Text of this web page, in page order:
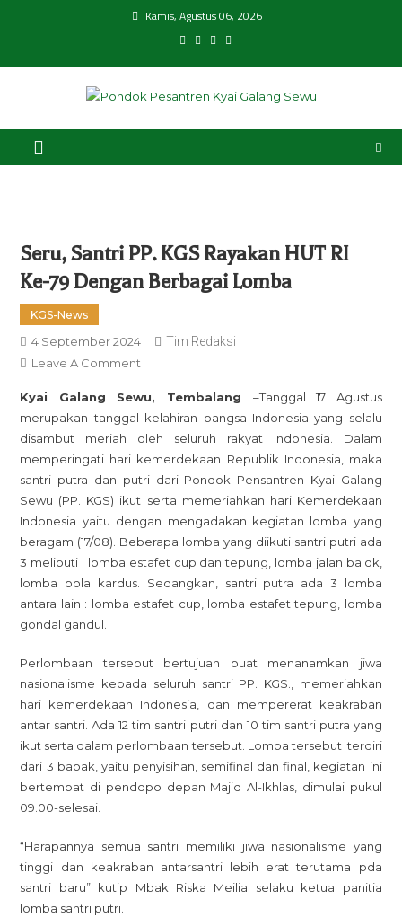
Kamis, Agustus 06, 2026
Pondok Pesantren Kyai
Galang Sewu
Seru, Santri PP. KGS Rayakan HUT RI
Ke-79 Dengan Berbagai Lomba
KGS-News
4 September 2024
Tim Redaksi
Leave A Comment
Santri
PP.
KGS
Rayakan
HUT
RI
Ke-
79
Dengan
Berbagai
Lomba
Kyai Galang Sewu, Tembalang –Tanggal 17 Agustus
merupakan tanggal kelahiran bangsa Indonesia yang selalu
disambut meriah oleh seluruh rakyat Indonesia. Dalam
memperingati hari kemerdekaan Republik Indonesia, maka
santri putra dan putri dari Pondok Pensantren Kyai Galang
Sewu (PP. KGS) ikut serta memeriahkan hari Kemerdekaan
Indonesia yaitu dengan mengadakan kegiatan lomba yang
beragam (17/08). Beberapa lomba yang diikuti santri putri ada
3 meliputi : lomba estafet cup dan tepung, lomba jalan balok,
lomba bola kardus. Sedangkan, santri putra ada 3 lomba
antara lain : lomba estafet cup, lomba estafet tepung, lomba
gondal gandul.
Perlombaan tersebut bertujuan buat menanamkan jiwa
nasionalisme kepada seluruh santri PP. KGS., memeriahkan
hari kemerdekaan Indonesia, dan mempererat keakraban
antar santri. Ada 12 tim santri putri dan 10 tim santri putra yang
ikut serta dalam perlombaan tersebut. Lomba tersebut terdiri
dari 3 babak, yaitu penyisihan, semifinal dan final, kegiatan ini
bertempat di pendopo depan Majid Al-Ikhlas, dimulai pukul
09.00-selesai.
“Harapannya semua santri memiliki jiwa nasionalisme yang
tinggi dan keakraban antarsantri lebih erat terutama pda
santri baru” kutip Mbak Riska Meilia selaku ketua panitia
lomba santri putri.